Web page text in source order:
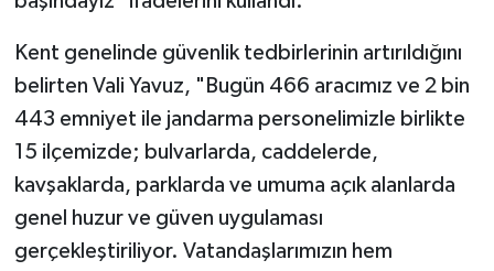
Kent genelinde güvenlik tedbirlerinin artırıldığını
belirten Vali Yavuz, "Bugün 466 aracımız ve 2 bin
443 emniyet ile jandarma personelimizle birlikte
15 ilçemizde; bulvarlarda, caddelerde,
kavşaklarda, parklarda ve umuma açık alanlarda
genel huzur ve güven uygulaması
gerçekleştiriliyor. Vatandaşlarımızın hem